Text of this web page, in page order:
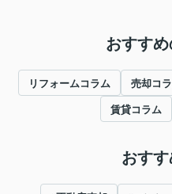
おすす
リフォームコラム 売却コ
賃貸コラム
おす